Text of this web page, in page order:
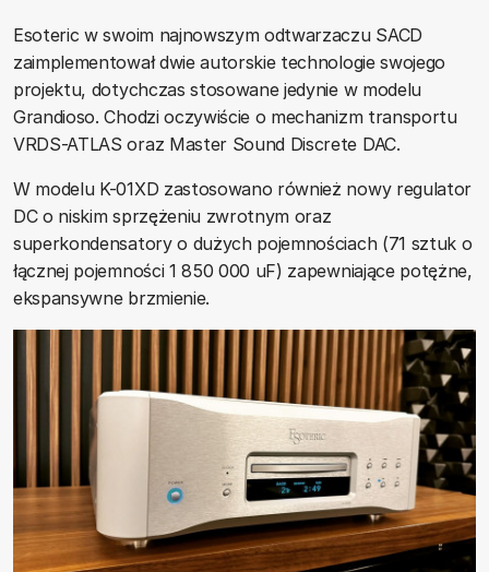
Esoteric w swoim najnowszym odtwarzaczu SACD
zaimplementował dwie autorskie technologie swojego
projektu, dotychczas stosowane jedynie w modelu
Grandioso. Chodzi oczywiście o mechanizm transportu
VRDS-ATLAS oraz Master Sound Discrete DAC.
W modelu K-01XD zastosowano również nowy regulator
DC o niskim sprzężeniu zwrotnym oraz
superkondensatory o dużych pojemnościach (71 sztuk o
łącznej pojemności 1 850 000 uF) zapewniające potężne,
ekspansywne brzmienie.